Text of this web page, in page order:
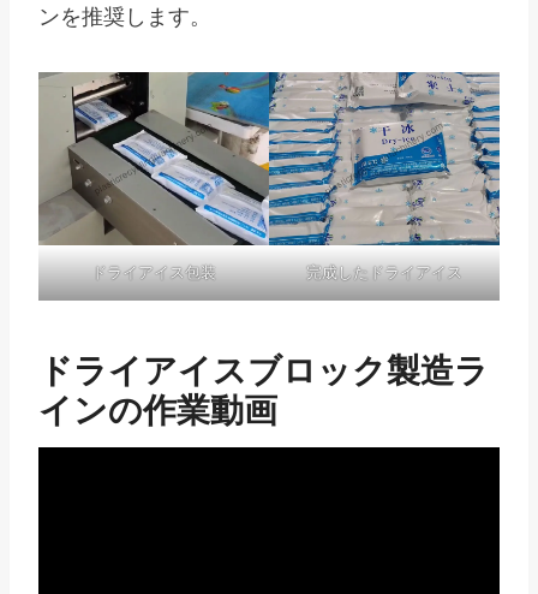
ンを推奨します。
ドライアイス包装 完成したドライアイス
ドライアイスブロック製造ラ
インの作業動画